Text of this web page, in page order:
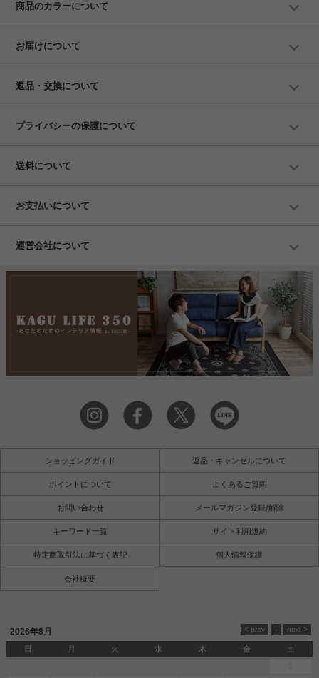
商品のカラーについて
お届けについて
返品・交換について
プライバシーの保護について
送料について
お支払いについて
運営会社について
ショッピングガイド 返品・キャンセルについて
ポイントについて よくあるご質問
お問い合わせ メールマガジン登録/解除
キーワード一覧 サイト利用規約
特定商取引法に基づく表記 個人情報保護
会社概要
2026年8月
日 月 火 水 木 金 土